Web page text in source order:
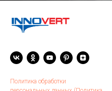
Политика обработки